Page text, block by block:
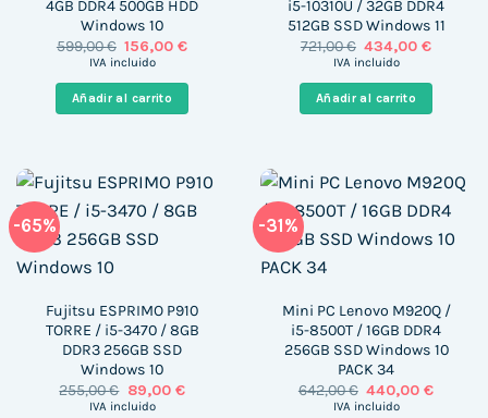
4GB DDR4 500GB HDD
Windows 10
599,00€ El
precio
era:
599,00 €.
156,00€El
es:
156,00 €.
IVA incluido
Añadir al carrito
i5-10310U / 32GB DDR4
512GB SSD Windows 11
721,00€ El
precio
era:
721,00 €.
434,00€El
es:
434,00
IVA incluido
Añadir al carrito
-65%
Fujitsu ESPRIMO P910
TORRE / i5-3470 / 8GB
DDR3 256GB SSD
Windows 10
255,00€ El
precio
89,00 €El
IVA incluido
-31%
Mini PC Lenovo M920Q /
i5-8500T / 16GB DDR4
256GB SSD Windows 10
PACK 34
642,00€ El
precio
440,00€El
IVA incluido